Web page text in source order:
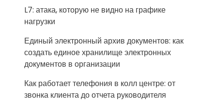
L7: атака, которую не видно на графике
нагрузки
Единый электронный архив документов: как
создать единое хранилище электронных
документов в организации
Как работает телефония в колл центре: от
звонка клиента до отчета руководителя